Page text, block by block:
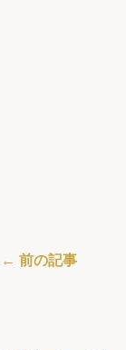
← 前の記事